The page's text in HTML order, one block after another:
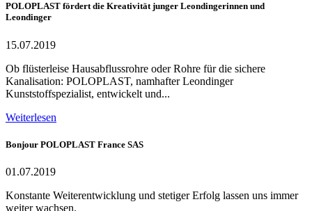
POLOPLAST fördert die Kreativität junger Leondingerinnen und
Leondinger
15.07.2019
Ob flüsterleise Hausabflussrohre oder Rohre für die sichere
Kanalisation: POLOPLAST, namhafter Leondinger
Kunststoffspezialist, entwickelt und...
Weiterlesen
Bonjour POLOPLAST France SAS
01.07.2019
Konstante Weiterentwicklung und stetiger Erfolg lassen uns immer
weiter wachsen.